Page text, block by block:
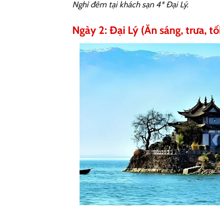
Nghỉ đêm tại khách sạn 4* Đại Lý.
Ngày 2: Đại Lý (Ăn sáng, trưa,